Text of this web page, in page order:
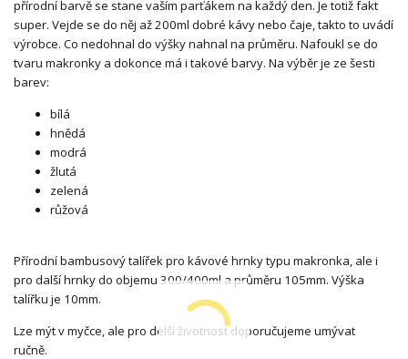
přírodní barvě se stane vaším parťákem na každý den. Je totiž fakt
super. Vejde se do něj až 200ml dobré kávy nebo čaje, takto to uvádí
výrobce. Co nedohnal do výšky nahnal na průměru. Nafoukl se do
tvaru makronky a dokonce má i takové barvy. Na výběr je ze šesti
barev:
bílá
hnědá
modrá
žlutá
zelená
růžová
Přírodní bambusový talířek pro kávové hrnky typu makronka, ale i
pro další hrnky do objemu 300/400ml a průměru 105mm. Výška
talířku je 10mm.
Lze mýt v myčce, ale pro delší životnost doporučujeme umývat
ručně.